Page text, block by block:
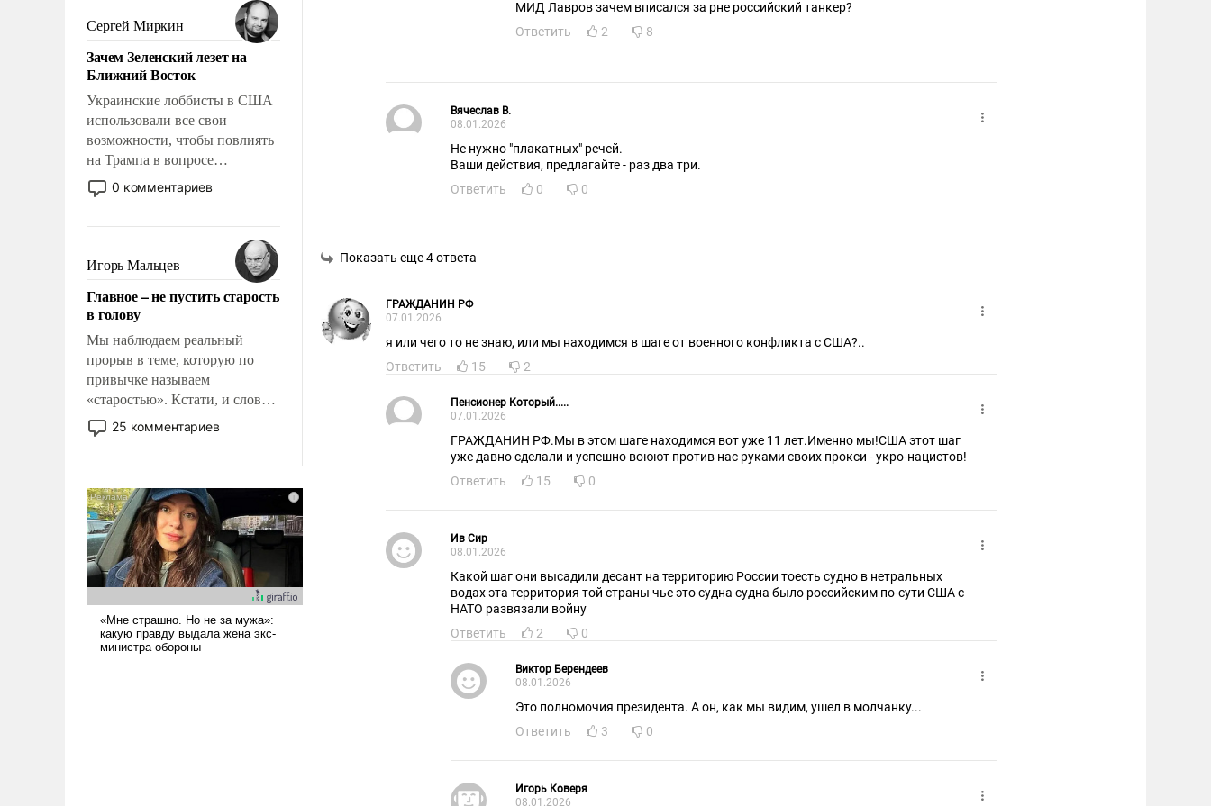
псевдонаучной фантастики,
стало всерьез обсуждаемой
идеей.
Сергей Миркин
Зачем Зеленский лезет на
Ближний Восток
Украинские лоббисты в США
использовали все свои
возможности, чтобы повлиять
на Трампа в вопросе
предоставления вооружений
своим нанимателям. Вероятно,
консультирует Киев, пришла в
голову мысль: хорошо бы
продемонстрировать, что
Украина вступила в
вооруженное противостояние
с Ираном.
0 комментариев
Игорь Мальцев
Главное – не пустить старость
в голову
Мы наблюдаем реальный
прорыв в теме, которую по
привычке называем
«старостью». Кстати, и слово-
то это уже стараются не
использовать – так же, как
что оно уже несет негативные
коннотации.
25 комментариев
МИД Лавров зачем вписался за рне российский танкер?
Ответить
2 8
Вячеслав В.
08.01.2026
Не нужно "плакатных" речей.
Ваши действия, предлагайте - раз два три.
Ответить
0 0
Показать еще 4 ответа
ГРАЖДАНИН РФ
07.01.2026
я или чего то не знаю, или мы находимся в шаге от военного конфликта с США?..
Ответить
15 2
Пенсионер Который.....
07.01.2026
ГРАЖДАНИН РФ.Мы в этом шаге находимся вот уже 11 лет.Именно мы!США этот шаг
уже давно сделали и успешно воюют против нас руками своих прокси - укро-нацистов!
Ответить
15 0
Ив Сир
08.01.2026
Какой шаг они высадили десант на территорию России тоесть судно в нетральных
водах эта территория той страны чье это судна судна было российским по-сути США с
НАТО развязали войну
Ответить
2 0
Виктор Берендеев
08.01.2026
Это полномочия президента. А он, как мы видим, ушел в молчанку...
Ответить
3 0
Игорь Коверя
08.01.2026